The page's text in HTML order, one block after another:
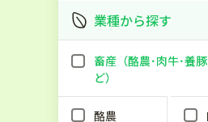
業種から探す
畜産（酪農･肉牛･養
ど）
酪農